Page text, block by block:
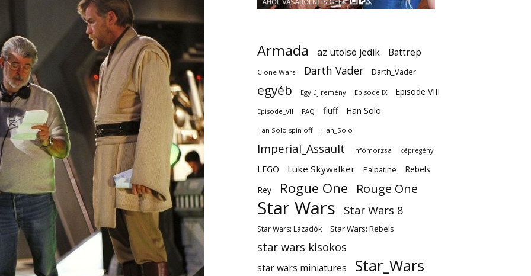
Armada az utolsó jedik Battrep
Clone Wars Darth Vader Darth_Vader
egyéb Egy új remény Episode IX Episode VIII
Episode_VII FAQ fluff Han Solo
Han Solo spin off Han_Solo
Imperial_Assault infómorzsa képregény
LEGO Luke Skywalker Palpatine
Rebels
Rey
Rogue One Rouge One
Star Wars Star Wars 8
Star Wars: Lázadók Star Wars: Rebels
star wars kisokos
star wars miniatures Star_Wars